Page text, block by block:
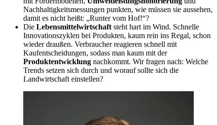
Nachhaltigkeitsmessungen punkten, wie müssen sie aussehen,
damit es nicht heißt: „Runter vom Hof!“?
Die Lebensmittelwirtschaft steht hart im Wind. Schnelle
Innovationszyklen bei Produkten, kaum rein ins Regal, schon
wieder draußen. Verbraucher reagieren schnell mit
Kaufentscheidungen, sodass man kaum mit der
Produktentwicklung nachkommt. Wir fragen nach: Welche
Trends setzen sich durch und worauf sollte sich die
Landwirtschaft einstellen?